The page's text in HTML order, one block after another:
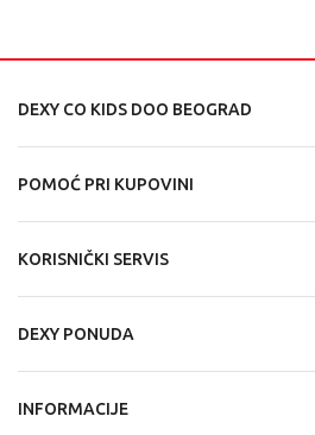
DEXY CO KIDS DOO BEOGRAD
POMOĆ PRI KUPOVINI
KORISNIČKI SERVIS
DEXY PONUDA
INFORMACIJE